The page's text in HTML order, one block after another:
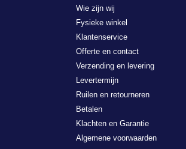
Wie zijn wij
Fysieke winkel
Klantenservice
Offerte en contact
Verzending en levering
Levertermijn
Ruilen en retourneren
Betalen
Klachten en Garantie
Algemene voorwaarden